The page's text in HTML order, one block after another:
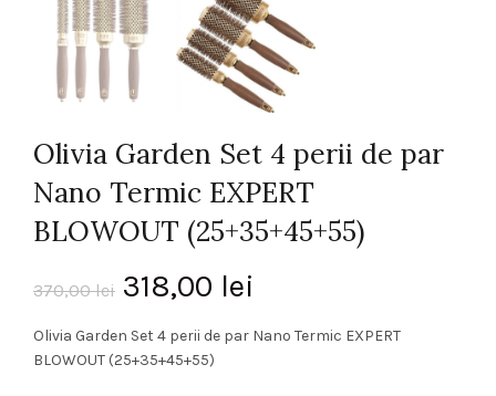
Olivia Garden Set 4 perii de par
Nano Termic EXPERT
BLOWOUT (25+35+45+55)
370,00lei Prețul
inițial
318,00 lei
curent
Olivia Garden Set 4 perii de par Nano Termic EXPERT
BLOWOUT (25+35+45+55)